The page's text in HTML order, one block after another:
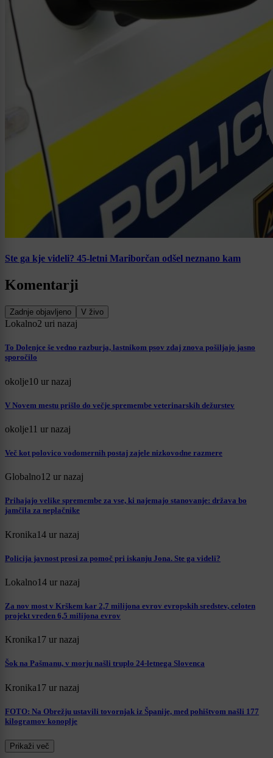
Ste ga kje videli? 45-letni Mariborčan odšel neznano kam
Komentarji
Zadnje objavljeno V živo
Lokalno2 uri nazaj
To Dolenjce še vedno razburja, lastnikom psov zdaj znova pošiljajo jasno
sporočilo
okolje10 ur nazaj
V Novem mestu prišlo do večje spremembe veterinarskih dežurstev
okolje11 ur nazaj
Več kot polovico vodomernih postaj zajele nizkovodne razmere
Globalno12 ur nazaj
Prihajajo velike spremembe za vse, ki najemajo stanovanje: država bo
jamčila za neplačnike
Kronika14 ur nazaj
Policija javnost prosi za pomoč pri iskanju Jona. Ste ga videli?
Lokalno14 ur nazaj
Za nov most v Krškem kar 2,7 milijona evrov evropskih sredstev, celoten
projekt vreden 6,5 milijona evrov
Kronika17 ur nazaj
Šok na Pašmanu, v morju našli truplo 24-letnega Slovenca
Kronika17 ur nazaj
FOTO: Na Obrežju ustavili tovornjak iz Španije, med pohištvom našli 177
kilogramov konoplje
Prikaži več